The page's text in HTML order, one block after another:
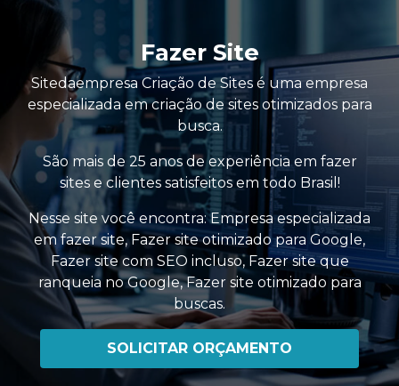
Fazer Site
Sitedaempresa Criação de Sites é uma empresa
especializada em criação de sites otimizados para
busca.
São mais de 25 anos de experiência em fazer
sites e clientes satisfeitos em todo Brasil!
Nesse site você encontra:Empresa especializada
em fazer site,Fazer site otimizado para Google,
Fazer site com SEO incluso, Fazer site que
ranqueia no Google,Fazer site otimizado para
buscas.
SOLICITAR ORÇAMENTO